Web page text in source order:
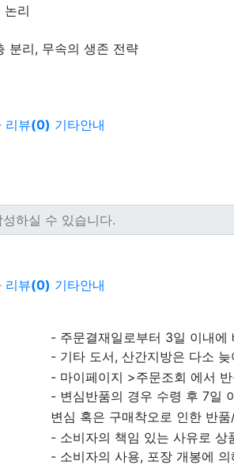
논리
분리, 무속의 생존 전략
리뷰(0) 기타안내
리뷰(0) 기타안내
- 주문결재일로부터 3일 이내에
- 기타 도서, 산간지방은 다소
- 마이페이지 >주문조회 에서
- 변심반품의 경우 수령 후 7일
변심 혹은 구매착오로 인한 반
- 소비자의 책임 있는 사유로
- 소비자의 사용, 포장 개봉에